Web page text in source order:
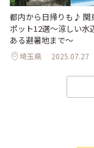
都内から日帰りも♪ 関
ポット12選～涼しい水
ある避暑地まで～
埼玉県 2025.07.27